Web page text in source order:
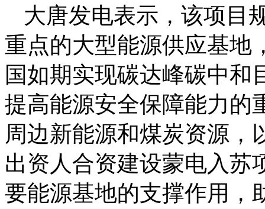
大唐发电表示，该项目
重点的大型能源供应基地
国如期实现碳达峰碳中和
提高能源安全保障能力的
周边新能源和煤炭资源，
出资人合资建设蒙电入苏
要能源基地的支撑作用，